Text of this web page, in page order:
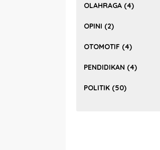
OLAHRAGA (4)
OPINI (2)
OTOMOTIF (4)
PENDIDIKAN (4)
POLITIK (50)